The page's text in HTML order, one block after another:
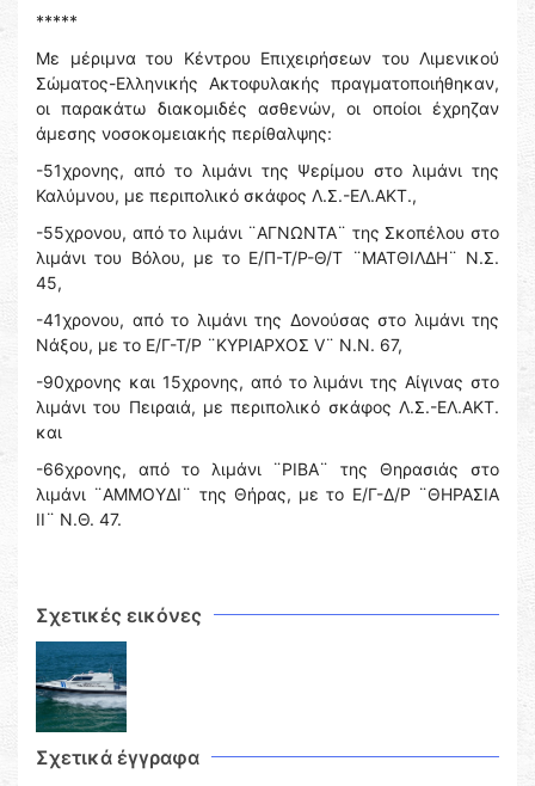
*****
Με μέριμνα του Κέντρου Επιχειρήσεων του Λιμενικού
Σώματος-Ελληνικής Ακτοφυλακής πραγματοποιήθηκαν,
οι παρακάτω διακομιδές ασθενών, οι οποίοι έχρηζαν
άμεσης νοσοκομειακής περίθαλψης:
-51χρονης, από το λιμάνι της Ψερίμου στο λιμάνι της
Καλύμνου, με περιπολικό σκάφος Λ.Σ.-ΕΛ.ΑΚΤ.,
-55χρονου, από το λιμάνι ¨ΑΓΝΩΝΤΑ¨ της Σκοπέλου στο
λιμάνι του Βόλου, με το Ε/Π-Τ/Ρ-Θ/Τ ¨ΜΑΤΘΙΛΔΗ¨ N.Σ.
45,
-41χρονου, από το λιμάνι της Δονούσας στο λιμάνι της
Νάξου, με το Ε/Γ-Τ/Ρ ¨ΚΥΡΙΑΡΧΟΣ V¨ N.Ν. 67,
-90χρονης και 15χρονης, από το λιμάνι της Αίγινας στο
λιμάνι του Πειραιά, με περιπολικό σκάφος Λ.Σ.-ΕΛ.ΑΚΤ.
και
-66χρονης, από το λιμάνι ¨ΡΙΒΑ¨ της Θηρασιάς στο
λιμάνι ¨ΑΜΜΟΥΔΙ¨ της Θήρας, με το Ε/Γ-Δ/Ρ ¨ΘΗΡΑΣΙΑ
ΙΙ¨ N.Θ. 47.
Σχετικές εικόνες
Σχετικά έγγραφα